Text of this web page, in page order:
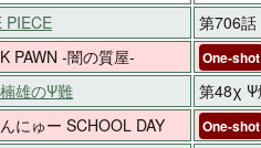
PIECE
第706話
PAWN -闇の質屋- One-shot
雄のΨ難
第48χ Ψ
にゅー SCHOOL DAY One-shot